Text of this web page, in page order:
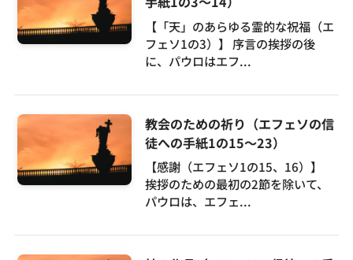
【「天」のあらゆる霊的な祝福（エ
フェソ1の3）】 序言の挨拶の後
に、パウロはエフ...
教会のための祈り（エフェソの信
徒への手紙1の15～23）
【感謝（エフェソ1の15、16）】
挨拶のための最初の2節を除いて、
パウロは、エフェ...